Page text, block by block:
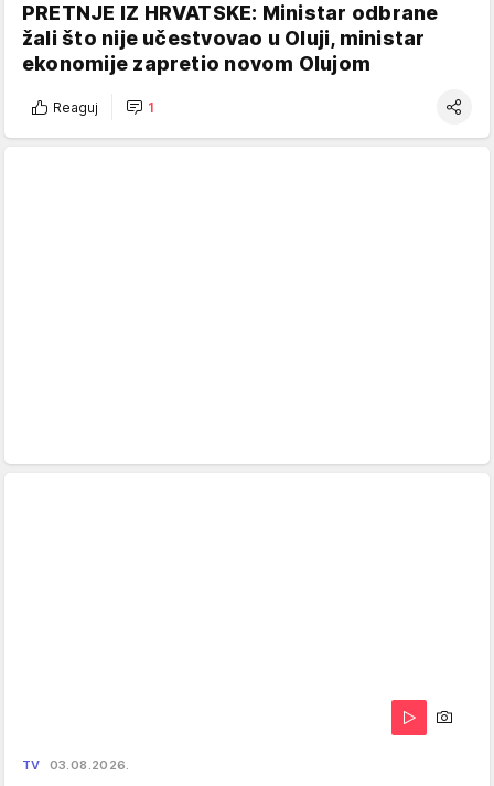
PRETNJE IZ HRVATSKE: Ministar odbrane
žali što nije učestvovao u Oluji, ministar
ekonomije zapretio novom Olujom
Reaguj 1
TV 03.08.2026.